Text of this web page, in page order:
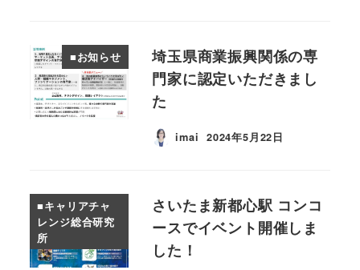
■お知らせ
埼玉県商業振興関係の専
門家に認定いただきまし
た
imai 投稿日
2024年5月22日
■キャリアチャ
レンジ総合研究
所
さいたま新都心駅 コンコ
ースでイベント開催しま
した！